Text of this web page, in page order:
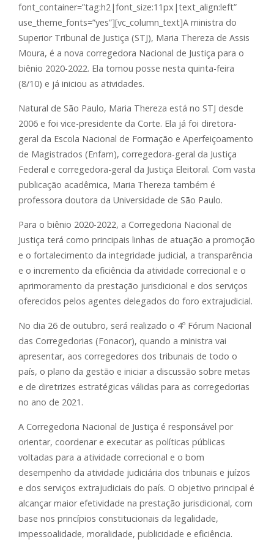
font_container=”tag:h2|font_size:11px|text_align:left”
use_theme_fonts=”yes”][vc_column_text]A ministra do
Superior Tribunal de Justiça (STJ), Maria Thereza de Assis
Moura, é a nova corregedora Nacional de Justiça para o
biênio 2020-2022. Ela tomou posse nesta quinta-feira
(8/10) e já iniciou as atividades.
Natural de São Paulo, Maria Thereza está no STJ desde
2006 e foi vice-presidente da Corte. Ela já foi diretora-
geral da Escola Nacional de Formação e Aperfeiçoamento
de Magistrados (Enfam), corregedora-geral da Justiça
Federal e corregedora-geral da Justiça Eleitoral. Com vasta
publicação acadêmica, Maria Thereza também é
professora doutora da Universidade de São Paulo.
Para o biênio 2020-2022, a Corregedoria Nacional de
Justiça terá como principais linhas de atuação a promoção
e o fortalecimento da integridade judicial, a transparência
e o incremento da eficiência da atividade correcional e o
aprimoramento da prestação jurisdicional e dos serviços
oferecidos pelos agentes delegados do foro extrajudicial.
No dia 26 de outubro, será realizado o 4º Fórum Nacional
das Corregedorias (Fonacor), quando a ministra vai
apresentar, aos corregedores dos tribunais de todo o
país, o plano da gestão e iniciar a discussão sobre metas
e de diretrizes estratégicas válidas para as corregedorias
no ano de 2021.
A Corregedoria Nacional de Justiça é responsável por
orientar, coordenar e executar as políticas públicas
voltadas para a atividade correcional e o bom
desempenho da atividade judiciária dos tribunais e juízos
e dos serviços extrajudiciais do país. O objetivo principal é
alcançar maior efetividade na prestação jurisdicional, com
base nos princípios constitucionais da legalidade,
impessoalidade, moralidade, publicidade e eficiência.